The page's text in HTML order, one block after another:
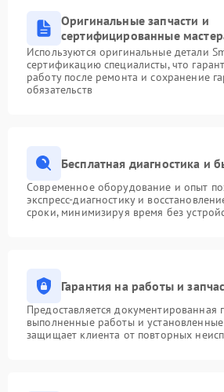
Оригинальные запчасти и
сертифицированные
Используются оригинальные детали
сертификацию специалисты, что
работу после ремонта и сохранение
обязательств
Бесплатная диагностика и
Современное оборудование и опыт
экспресс-диагностику и
сроки, минимизируя время без
Гарантия на работы и
Предоставляется документированная
выполненные работы и установленные
защищает клиента от повторных